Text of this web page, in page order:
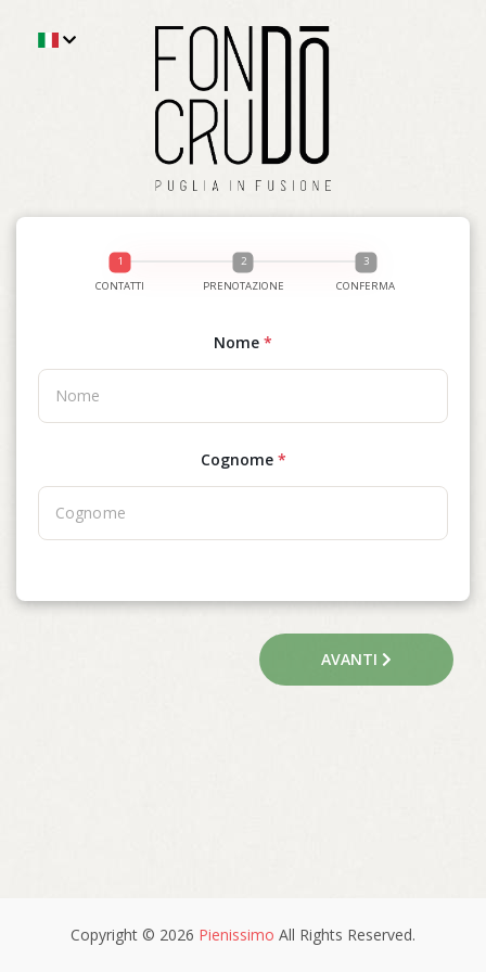
CONTATTI PRENOTAZIONE CONFERMA
Nome *
Cognome *
AVANTI
Copyright © 2026 Pienissimo All Rights Reserved.